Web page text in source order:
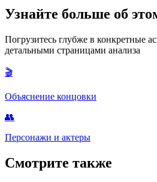
Узнайте больше об
Погрузитесь глубже в конкретные
детальными страницами анализа
🎬
Объяснение концовки
👥
Персонажи и актеры
Смотрите также